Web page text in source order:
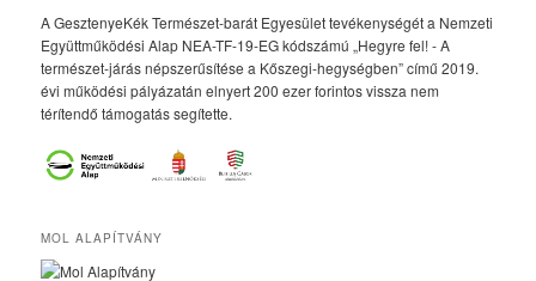
A GesztenyeKék Természet-barát Egyesület tevékenységét a Nemzeti
Együttműködési Alap NEA-TF-19-EG kódszámú „Hegyre fel! - A
természet-járás népszerűsítése a Kőszegi-hegységben” című 2019.
évi működési pályázatán elnyert 200 ezer forintos vissza nem
térítendő támogatás segítette.
MOL ALAPÍTVÁNY